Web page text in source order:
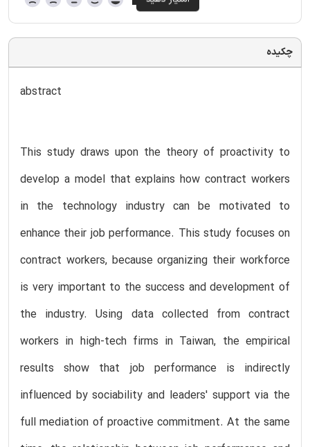
چکیده
abstract
This study draws upon the theory of proactivity to
develop a model that explains how contract workers
in the technology industry can be motivated to
enhance their job performance. This study focuses on
contract workers, because organizing their workforce
is very important to the success and development of
the industry. Using data collected from contract
workers in high-tech firms in Taiwan, the empirical
results show that job performance is indirectly
influenced by sociability and leaders' support via the
full mediation of proactive commitment. At the same